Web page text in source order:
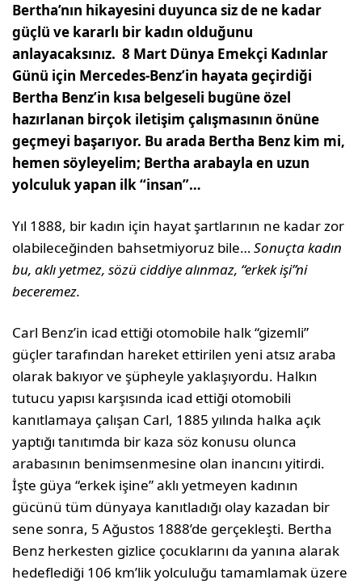
Bertha’nın hikayesini duyunca siz de ne kadar
güçlü ve kararlı bir kadın olduğunu
anlayacaksınız. 8 Mart Dünya Emekçi Kadınlar
Günü için Mercedes-Benz’in hayata geçirdiği
Bertha Benz’in kısa belgeseli bugüne özel
hazırlanan birçok iletişim çalışmasının önüne
geçmeyi başarıyor. Bu arada Bertha Benz kim mi,
hemen söyleyelim; Bertha arabayla en uzun
yolculuk yapan ilk “insan”…
Yıl 1888, bir kadın için hayat şartlarının ne kadar zor
olabileceğinden bahsetmiyoruz bile…Sonuçta kadın
bu, aklı yetmez, sözü ciddiye alınmaz, “erkek işi”ni
beceremez.
Carl Benz’in icad ettiği otomobile halk “gizemli”
güçler tarafından hareket ettirilen yeni atsız araba
olarak bakıyor ve şüpheyle yaklaşıyordu. Halkın
tutucu yapısı karşısında icad ettiği otomobili
kanıtlamaya çalışan Carl, 1885 yılında halka açık
yaptığı tanıtımda bir kaza söz konusu olunca
arabasının benimsenmesine olan inancını yitirdi.
İşte güya “erkek işine” aklı yetmeyen kadının
gücünü tüm dünyaya kanıtladığı olay kazadan bir
sene sonra, 5 Ağustos 1888’de gerçekleşti. Bertha
Benz herkesten gizlice çocuklarını da yanına alarak
hedeflediği 106 km’lik yolculuğu tamamlamak üzere